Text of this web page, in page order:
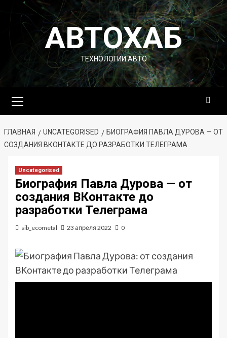
Перейти
содержимомуАВТОХАБ
ТЕХНОЛОГИИ АВТО
меню
ГЛАВНАЯ UNCATEGORISED
БИОГРАФИЯ ПАВЛА ДУРОВА — ОТ
СОЗДАНИЯ ВКОНТАКТЕ ДО РАЗРАБОТКИ ТЕЛЕГРАМА
Uncategorised
Биография Павла Дурова — от
создания ВКонтакте до
разработки Телеграма
sib_ecometal 23 апреля 2022 0